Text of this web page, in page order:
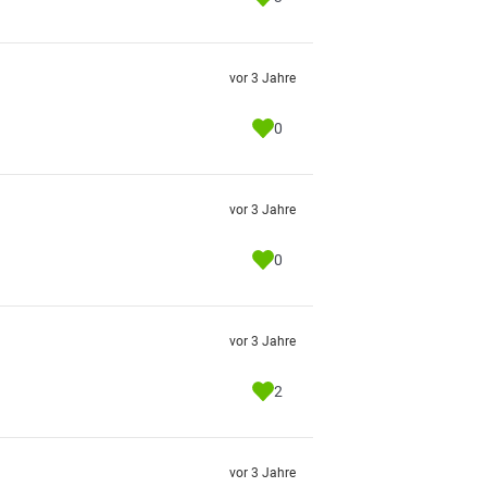
vor 3 Jahre
0
vor 3 Jahre
0
vor 3 Jahre
2
vor 3 Jahre